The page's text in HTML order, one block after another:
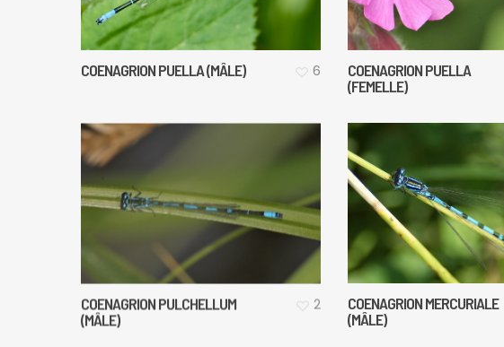
COENAGRION PUELLA (MÂLE) 6
COENAGRION PUELLA
(FEMELLE)
COENAGRION PULCHELLUM
(MÂLE)
2
COENAGRION MERCURIALE
(MÂLE)